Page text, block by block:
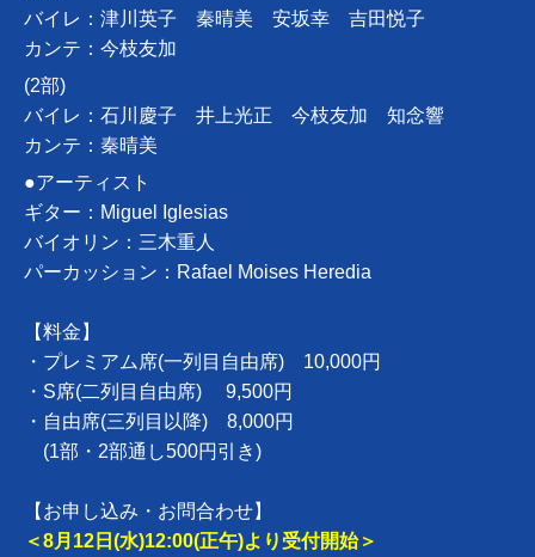
バイレ：津川英子 秦晴美 安坂幸 吉田悦子
カンテ：今枝友加
(2部)
バイレ：石川慶子 井上光正 今枝友加 知念響
カンテ：秦晴美
●アーティスト
ギター：Miguel Iglesias
バイオリン：三木重人
パーカッション：Rafael Moises Heredia
【料金】
・プレミアム席(一列目自由席) 10,000円
・S席(二列目自由席) 9,500円
・自由席(三列目以降) 8,000円
(1部・2部通し500円引き)
【お申し込み・お問合わせ】
＜8月12日(水)12:00(正午)より受付開始＞